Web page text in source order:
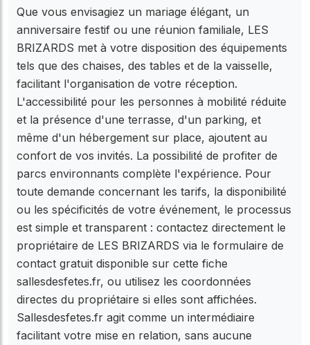
Que vous envisagiez un mariage élégant, un
anniversaire festif ou une réunion familiale, LES
BRIZARDS met à votre disposition des équipements
tels que des chaises, des tables et de la vaisselle,
facilitant l'organisation de votre réception.
L'accessibilité pour les personnes à mobilité réduite
et la présence d'une terrasse, d'un parking, et
même d'un hébergement sur place, ajoutent au
confort de vos invités. La possibilité de profiter de
parcs environnants complète l'expérience. Pour
toute demande concernant les tarifs, la disponibilité
ou les spécificités de votre événement, le processus
est simple et transparent : contactez directement le
propriétaire de LES BRIZARDS via le formulaire de
contact gratuit disponible sur cette fiche
sallesdesfetes.fr, ou utilisez les coordonnées
directes du propriétaire si elles sont affichées.
Sallesdesfetes.fr agit comme un intermédiaire
facilitant votre mise en relation, sans aucune